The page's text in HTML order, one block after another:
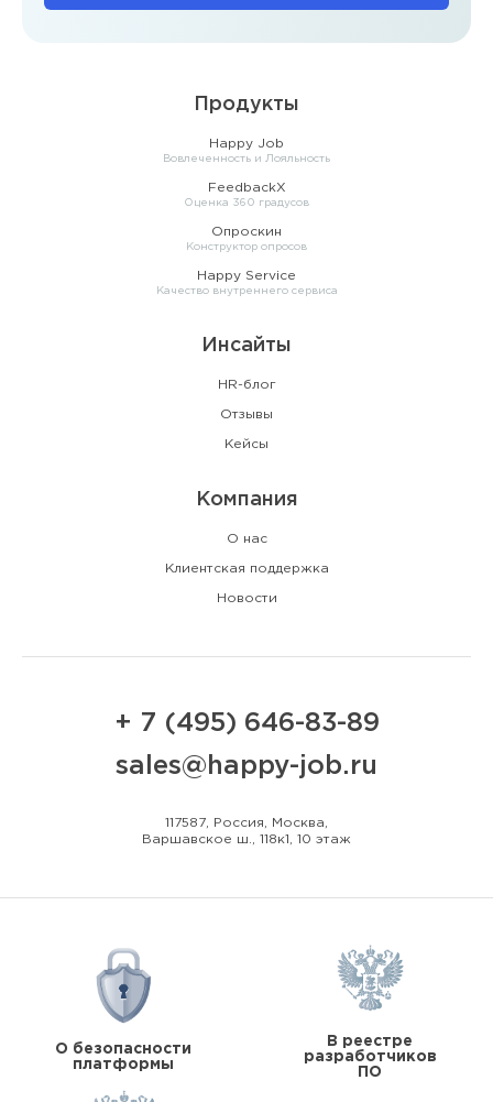
Продукты
Happy Job
Вовлеченность и Лояльность
FeedbackX
Оценка 360 градусов
Опроскин
Конструктор опросов
Happy Service
Качество внутреннего сервиса
Инсайты
HR-блог
Отзывы
Кейсы
Компания
О нас
Клиентская поддержка
Новости
+ 7 (495) 646-83-89
sales@happy-job.ru
117587, Россия, Москва,
Варшавское ш., 118к1, 10 этаж
О безопасности
платформы
В реестре
разработчиков
ПО